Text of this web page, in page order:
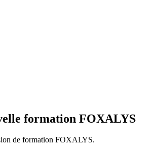
formation FOXALYS
de formation FOXALYS.